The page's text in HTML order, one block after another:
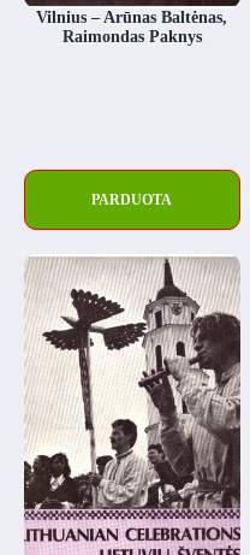
Vilnius – Arūnas Baltėnas,
Raimondas Paknys
PARDUOTA